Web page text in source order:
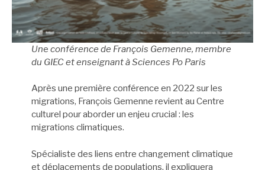
Une conférence de François Gemenne, membre
du GIEC et enseignant à Sciences Po Paris
Après une première conférence en 2022 sur les
migrations, François Gemenne revient au Centre
culturel pour aborder un enjeu crucial : les
migrations climatiques.
Spécialiste des liens entre changement climatique
et déplacements de populations, il expliquera